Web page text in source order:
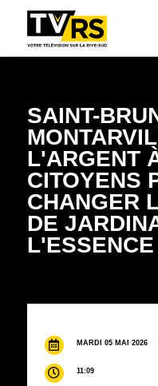
SAINT-
L'ARGENT
CITOYENS
CHANGER
DE
L'ESSENCE
MARDI 05 MAI 2026
11:09